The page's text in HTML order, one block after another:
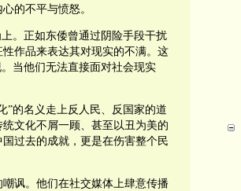
的不平与愤怒。
。正如东倭曾通过阴险手段干扰
作品来表达其对现实的不满。这
当他们无法直接面对社会现实
”的名义走上反人民、反国家的道
文化不屑一顾、甚至以丑为美的
过去的成就，更是在伤害整个民
讽。他们在社交媒体上肆意传播